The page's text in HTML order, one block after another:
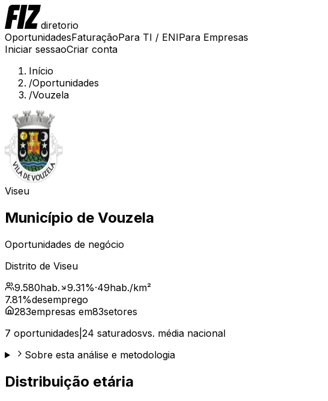
diretorio
OportunidadesFaturaçãoPara TI / ENIPara Empresas
Iniciar sessaoCriar conta
Início
/Oportunidades
/Vouzela
Viseu
Município de Vouzela
Oportunidades de negócio
Distrito de Viseu
9.580hab. 9.31%·49hab./km²
7.81%desemprego
283empresas em83setores
7 oportunidades 24 saturadosvs. média nacional
Sobre esta análise e metodologia
Distribuição etária